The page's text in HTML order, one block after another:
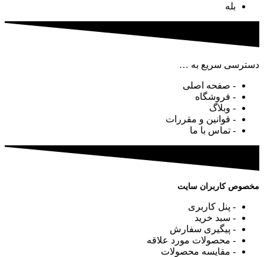
بله
دسترسی سریع به …
- صفحه اصلی
- فروشگاه
- وبلاگ
- قوانین و مقررات
- تماس با ما
مخصوص کاربران سایت
- پنل کاربری
- سبد خرید
- پیگیری سفارش
- محصولات مورد علاقه
- مقایسه محصولات